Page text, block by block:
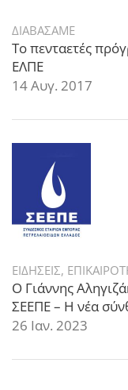
ΔΙΑΒΑΣΑΜΕ
Το πενταετές
ΕΛΠΕ
14 Αυγ. 2017
ΕΙΔΗΣΕΙΣ,
Ο Γιάννης
ΣΕΕΠΕ – Η νέα
26 Ιαν. 2023